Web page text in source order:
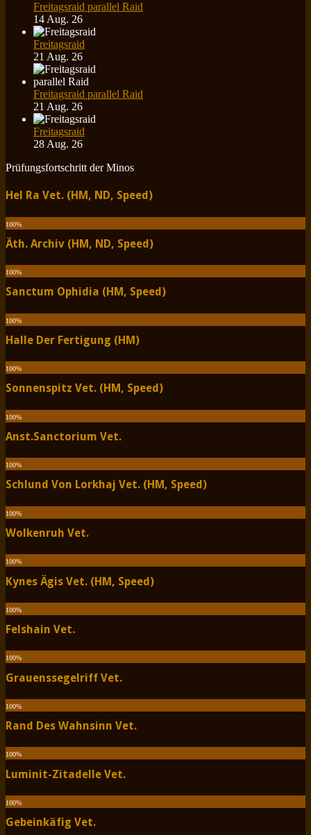
Freitagsraid parallel Raid
14 Aug. 26
Freitagsraid
21 Aug. 26
Freitagsraid parallel Raid
21 Aug. 26
Freitagsraid
28 Aug. 26
Prüfungsfortschritt der Minos
Hel Ra Vet. (HM, ND, Speed)
100%
Äth. Archiv (HM, ND, Speed)
100%
Sanctum Ophidia (HM, Speed)
100%
Halle Der Fertigung (HM)
100%
Sonnenspitz Vet. (HM, Speed)
100%
Anst.Sanctorium Vet.
100%
Schlund Von Lorkhaj Vet. (HM, Speed)
100%
Wolkenruh Vet.
100%
Kynes Ägis Vet. (HM, Speed)
100%
Felshain Vet.
100%
Grauenssegelriff Vet.
100%
Rand Des Wahnsinn Vet.
100%
Luminit-Zitadelle Vet.
100%
Gebeinkäfig Vet.